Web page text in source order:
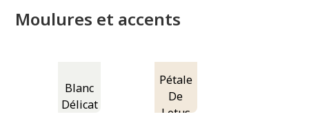
Moulures et accents
Blanc
Délicat
Pétale
De
Lotus